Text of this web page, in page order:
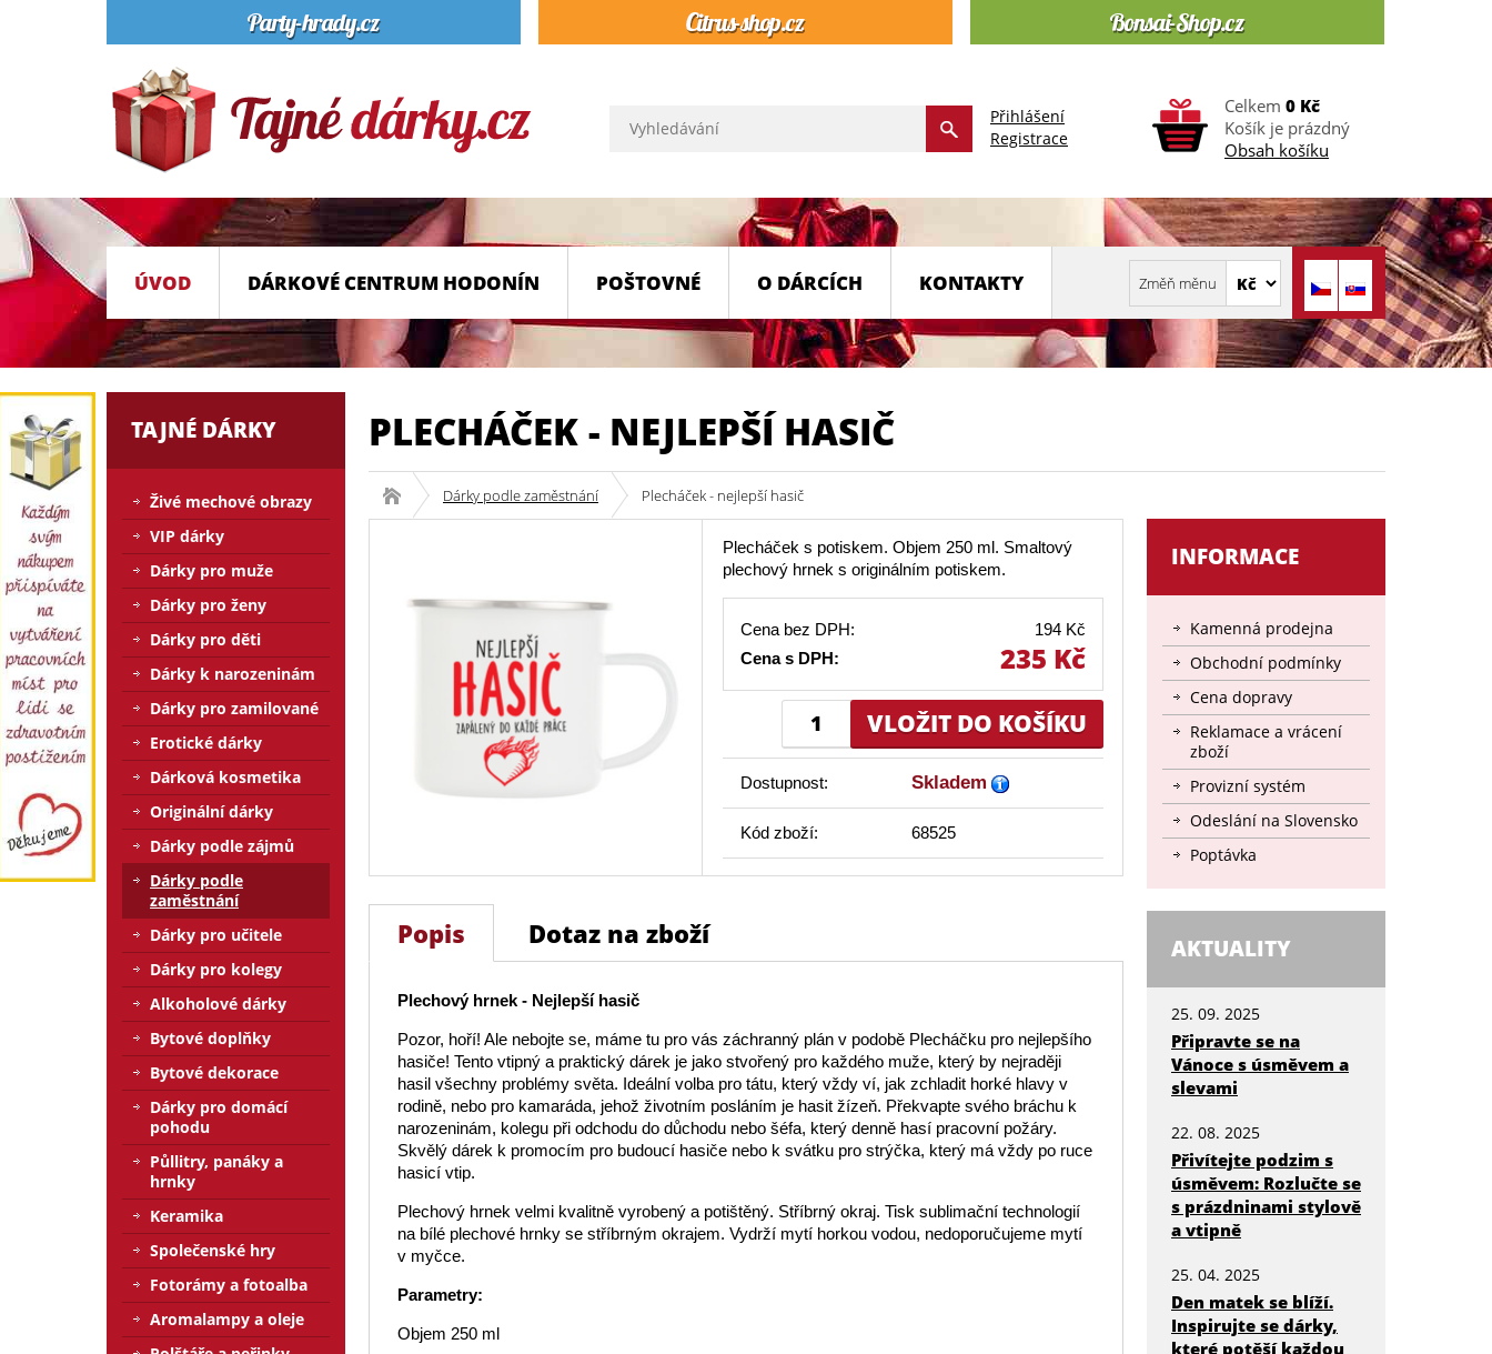
Přihlášení
Registrace
Celkem 0 Kč
Košík je prázdný
Obsah košíku
ÚVOD DÁRKOVÉ CENTRUM HODONÍN POŠTOVNÉ O DÁRCÍCH KONTAKTY
PLECHÁČEK - NEJLEPŠÍ HASIČ
Dárky podle zaměstnání Plecháček - nejlepší hasič
Plecháček s potiskem. Objem 250 ml. Smaltový
plechový hrnek s originálním potiskem.
Cena bez DPH:
194 Kč
Cena s DPH:
235 Kč
Dostupnost: Skladem
Kód zboží: 68525
Popis Dotaz na zboží
Plechový hrnek - Nejlepší hasič
Pozor, hoří! Ale nebojte se, máme tu pro vás záchranný plán v podobě Plecháčku pro nejlepšího
hasiče! Tento vtipný a praktický dárek je jako stvořený pro každého muže, který by nejraději
hasil všechny problémy světa. Ideální volba pro tátu, který vždy ví, jak zchladit horké hlavy v
rodině, nebo pro kamaráda, jehož životním posláním je hasit žízeň. Překvapte svého bráchu k
narozeninám, kolegu při odchodu do důchodu nebo šéfa, který denně hasí pracovní požáry.
Skvělý dárek k promocím pro budoucí hasiče nebo k svátku pro strýčka, který má vždy po ruce
hasicí vtip.
Plechový hrnek velmi kvalitně vyrobený a potištěný. Stříbrný okraj. Tisk sublimační technologií
na bílé plechové hrnky se stříbrným okrajem. Vydrží mytí horkou vodou, nedoporučujeme mytí
v myčce.
Parametry:
Objem 250 ml
INFORMACE
Kamenná prodejna
Obchodní podmínky
Cena dopravy
Reklamace a vrácení
zboží
Provizní systém
Odeslání na Slovensko
Poptávka
AKTUALITY
25. 09. 2025
Připravte se na
Vánoce s úsměvem a
slevami
22. 08. 2025
Přivítejte podzim s
úsměvem: Rozlučte se
s prázdninami stylově
a vtipně
25. 04. 2025
Den matek se blíží.
Inspirujte se dárky,
které potěší každou
TAJNÉ DÁRKY
Živé mechové obrazy
VIP dárky
Dárky pro muže
Dárky pro ženy
Dárky pro děti
Dárky k narozeninám
Dárky pro zamilované
Erotické dárky
Dárková kosmetika
Originální dárky
Dárky podle zájmů
Dárky podle
zaměstnání
Dárky pro učitele
Dárky pro kolegy
Alkoholové dárky
Bytové doplňky
Bytové dekorace
Dárky pro domácí
pohodu
Půllitry, panáky a
hrnky
Keramika
Společenské hry
Fotorámy a fotoalba
Aromalampy a oleje